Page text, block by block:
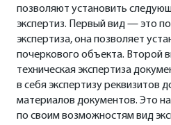
позволяют установить
экспертиз. Первый вид — это
экспертиза, она позволяет
почеркового объекта. Второй
техническая экспертиза
в себя экспертизу реквизитов
материалов документов. Это
по своим возможностям вид